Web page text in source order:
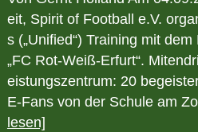
eit, Spirit of Football e.V.
s („Unified“) Training mit
„FC Rot-Weiß-Erfurt“.
eistungszentrum: 20
E-Fans von der Schule am
lesen]